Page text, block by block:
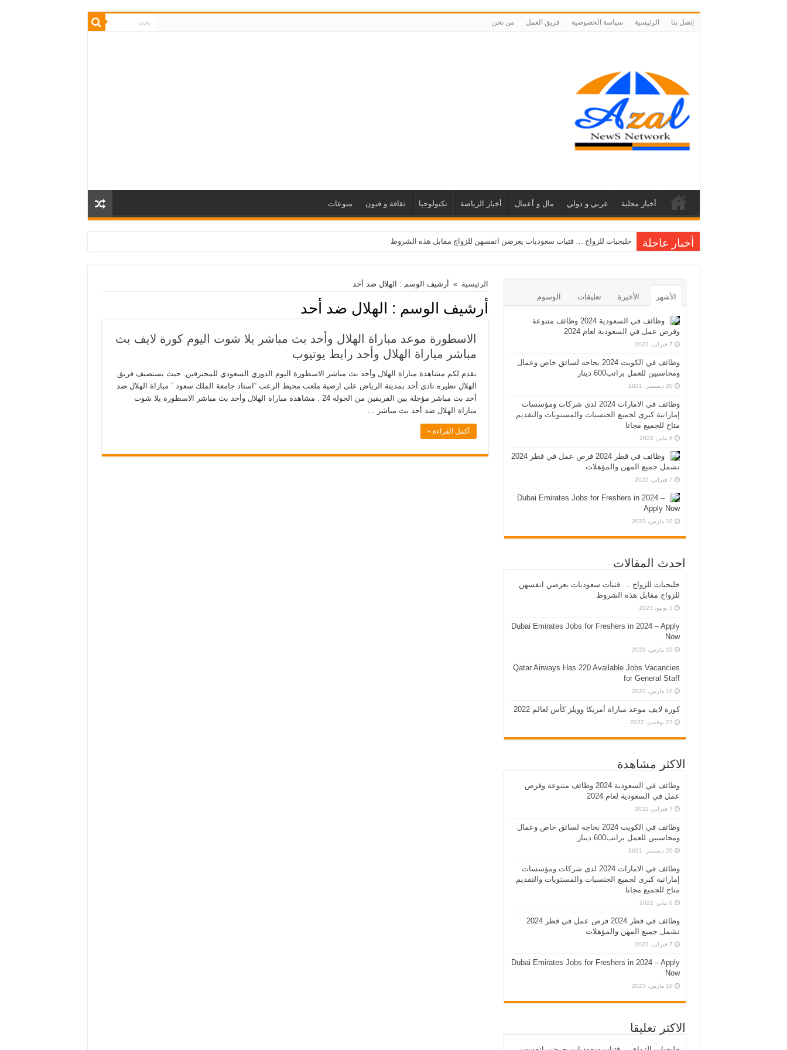
إتصل بنا الرئيسية سياسة الخصوصية فريق العمل من نحن
أخبار محلية عربي و دولي مال و أعمال أخبار الرياضة تكنولوجيا ثقافة و فنون منوعات
أخبار عاجلة خليجيات للزواج … فتيات سعوديات يعرضن انفسهن للزواج مقابل هذه الشروط
الرئيسية » أرشيف الوسم : الهلال ضد أحد
أرشيف الوسم : الهلال ضد أحد
الاسطورة موعد مباراة الهلال وأحد بث مباشر يلا شوت اليوم كورة لايف بث
مباشر مباراة الهلال وأحد رابط يوتيوب
نقدم لكم مشاهدة مباراة الهلال وأحد بث مباشر الاسطورة اليوم الدوري السعودي للمحترفين. حيث يستضيف فريق
الهلال نظيره نادي أحد بمدينة الرياض على ارضية ملعب محيط الرعب “استاد جامعة الملك سعود ” مباراة الهلال ضد
أحد بث مباشر مؤجلة بين الفريقين من الجولة 24 . مشاهدة مباراة الهلال وأحد بث مباشر الاسطورة يلا شوت
مباراة الهلال ضد أحد بث مباشر …
أكمل القراءة »
الأشهر الأخيرة تعليقات الوسوم
وظائف في السعودية 2024 وظائف متنوعة
وفرص عمل في السعودية لعام 2024
7 فبراير، 2022
وظائف في الكويت 2024 بحاجه لسائق خاص وعمال
ومحاسبين للعمل براتب600 دينار
20 ديسمبر، 2021
وظائف في الامارات 2024 لدى شركات ومؤسسات
إماراتية كبرى لجميع الجنسيات والمستويات والتقديم
متاح للجميع مجانا
6 يناير، 2022
وظائف في قطر 2024 فرص عمل في قطر 2024
تشمل جميع المهن والمؤهلات
7 فبراير، 2022
Dubai Emirates Jobs for Freshers in 2024 –
Apply Now
10 مارس، 2023
احدث المقالات
خليجيات للزواج … فتيات سعوديات يعرضن انفسهن
للزواج مقابل هذه الشروط
1 يونيو، 2023
Dubai Emirates Jobs for Freshers in 2024 – Apply
Now
10 مارس، 2023
Qatar Airways Has 220 Available Jobs Vacancies
for General Staff
10 مارس، 2023
كورة لايف موعد مباراة أمريكا وويلز كأس لعالم 2022
22 نوفمبر، 2022
الاكثر مشاهدة
وظائف في السعودية 2024 وظائف متنوعة وفرص
عمل في السعودية لعام 2024
7 فبراير، 2022
وظائف في الكويت 2024 بحاجه لسائق خاص وعمال
ومحاسبين للعمل براتب600 دينار
20 ديسمبر، 2021
وظائف في الامارات 2024 لدى شركات ومؤسسات
إماراتية كبرى لجميع الجنسيات والمستويات والتقديم
متاح للجميع مجانا
6 يناير، 2022
وظائف في قطر 2024 فرص عمل في قطر 2024
تشمل جميع المهن والمؤهلات
7 فبراير، 2022
Dubai Emirates Jobs for Freshers in 2024 – Apply
Now
10 مارس، 2023
الاكثر تعليقا